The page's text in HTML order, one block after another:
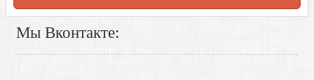
Мы Вконтакте: